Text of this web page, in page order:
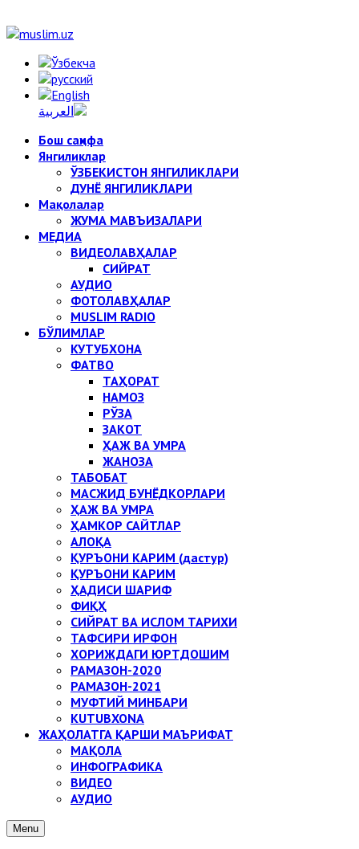
Бош саҳифа
Янгиликлар
ЎЗБЕКИСТОН ЯНГИЛИКЛАРИ
ДУНЁ ЯНГИЛИКЛАРИ
Мақолалар
ЖУМА МАВЪИЗАЛАРИ
МЕДИА
ВИДЕОЛАВҲАЛАР
СИЙРАТ
АУДИО
ФОТОЛАВҲАЛАР
MUSLIM RADIO
БЎЛИМЛАР
КУТУБХОНА
ФАТВО
ТАҲОРАТ
НАМОЗ
РЎЗА
ЗАКОТ
ҲАЖ ВА УМРА
ЖАНОЗА
ТАБОБАТ
МАСЖИД БУНЁДКОРЛАРИ
ҲАЖ ВА УМРА
ҲАМКОР САЙТЛАР
АЛОҚА
ҚУРЪОНИ КАРИМ (дастур)
ҚУРЪОНИ КАРИМ
ҲАДИСИ ШАРИФ
ФИҚҲ
СИЙРАТ ВА ИСЛОМ ТАРИХИ
ТАФСИРИ ИРФОН
ХОРИЖДАГИ ЮРТДОШИМ
РАМАЗОН-2020
РАМАЗОН-2021
МУФТИЙ МИНБАРИ
KUTUBXONA
ЖАҲОЛАТГА ҚАРШИ МАЪРИФАТ
МАҚОЛА
ИНФОГРАФИКА
ВИДЕО
АУДИО
Menu